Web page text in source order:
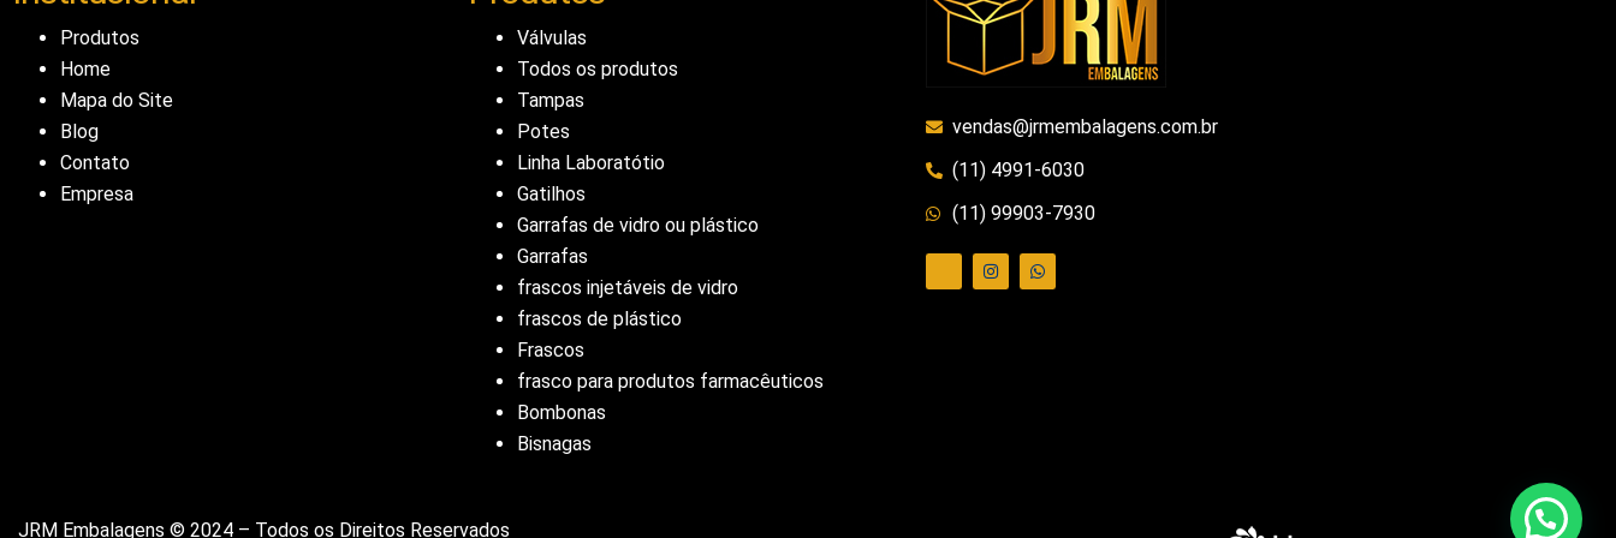
Produtos
Home
Mapa do Site
Blog
Contato
Empresa
Válvulas
Todos os produtos
Tampas
Potes
Linha Laboratótio
Gatilhos
Garrafas de vidro ou plástico
Garrafas
frascos injetáveis de vidro
frascos de plástico
Frascos
frasco para produtos farmacêuticos
Bombonas
Bisnagas
vendas@jrmembalagens.com.br
(11) 4991-6030
(11) 99903-7930
JRM Embalagens © 2024 – Todos os Direitos Reservados